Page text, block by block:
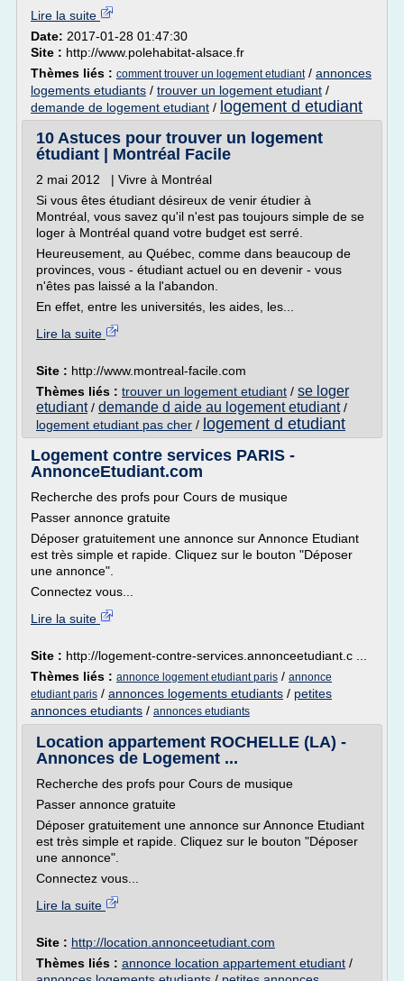
Lire la suite
Date: 2017-01-28 01:47:30
Site : http://www.polehabitat-alsace.fr
Thèmes liés : comment trouver un logement etudiant/ annonces
logements etudiants / trouver un logement etudiant /
demande de logement etudiant / logement d etudiant
10 Astuces pour trouver un logement
étudiant | Montréal Facile
2 mai 2012 | Vivre à Montréal
Si vous êtes étudiant désireux de venir étudier à
Montréal, vous savez qu'il n'est pas toujours simple de se
loger à Montréal quand votre budget est serré.
Heureusement, au Québec, comme dans beaucoup de
provinces, vous - étudiant actuel ou en devenir - vous
n'êtes pas laissé a la l'abandon.
En effet, entre les universités, les aides, les...
Lire la suite
Site : http://www.montreal-facile.com
Thèmes liés : trouver un logement etudiant / se loger
etudiant/ demande d aide au logement etudiant/
logement etudiant pas cher / logement d etudiant
Logement contre services PARIS -
AnnonceEtudiant.com
Recherche des profs pour Cours de musique
Passer annonce gratuite
Déposer gratuitement une annonce sur Annonce Etudiant
est très simple et rapide. Cliquez sur le bouton "Déposer
une annonce".
Connectez vous...
Lire la suite
Site : http://logement-contre-services.annonceetudiant.c ...
Thèmes liés : annonce logement etudiant paris / annonce
etudiant paris / annonces logements etudiants / petites
annonces etudiants / annonces etudiants
Location appartement ROCHELLE (LA) -
Annonces de Logement ...
Recherche des profs pour Cours de musique
Passer annonce gratuite
Déposer gratuitement une annonce sur Annonce Etudiant
est très simple et rapide. Cliquez sur le bouton "Déposer
une annonce".
Connectez vous...
Lire la suite
Site : http://location.annonceetudiant.com
Thèmes liés : annonce location appartement etudiant /